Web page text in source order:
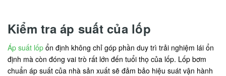
Kiểm tra áp suất của lốp
Áp suất lốp ổn định không chỉ góp phần duy trì trải nghiệm lái ổn
định mà còn đóng vai trò rất lớn đến tuổi thọ của lốp. Lốp bơm
chuẩn áp suất của nhà sản xuất sẽ đảm bảo hiệu suát vận hành